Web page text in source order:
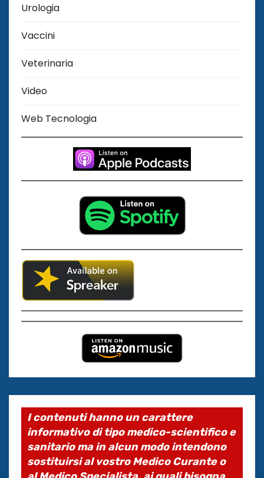
Urologia
Vaccini
Veterinaria
Video
Web Tecnologia
I contenuti hanno un carattere
informativo di tipo medico-scientifico e
sanitario ma in alcun modo intendono
sostituirsi al vostro Medico Curante o